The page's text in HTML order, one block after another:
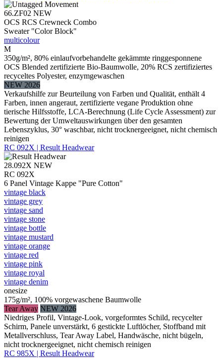
66.ZF02 NEW
OCS RCS Crewneck Combo
Sweater "Color Block"
multicolour
M
350g/m², 80% einlaufvorbehandelte gekämmte ringgesponnene
OCS Blended zertifizierte Bio-Baumwolle, 20% RCS zertifiziertes
recyceltes Polyester, enzymgewaschen
NEW 2026
Verkaufshilfe zur Beurteilung von Farben und Qualität, enthält 4
Farben, innen angeraut, zertifizierte vegane Produktion ohne
tierische Hilfsstoffe, LCA-Berechnung (Life Cycle Assessment) zur
Bewertung der Umweltauswirkungen über den gesamten
Lebenszyklus, 30° waschbar, nicht trocknergeeignet, nicht chemisch
reinigen
RC 092X | Result Headwear
28.092X NEW
RC 092X
6 Panel Vintage Kappe "Pure Cotton"
vintage black
vintage grey
vintage sand
vintage stone
vintage bottle
vintage mustard
vintage orange
vintage red
vintage pink
vintage royal
vintage denim
onesize
175g/m², 100% vorgewaschene Baumwolle
Tear Away NEW 2026
Niedriges Profil, Vintage-Look, vorgeformtes Schild, recycelter
Schirm, Panele unverstärkt, 6 gestickte Luftlöcher, Stoffband mit
Metallverschluss, Tear Away Label, Handwäsche, nicht bügeln,
nicht trocknergeeignet, nicht chemisch reinigen
RC 985X | Result Headwear